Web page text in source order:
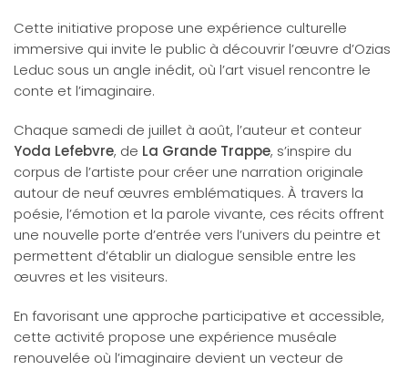
Cette initiative propose une expérience culturelle
immersive qui invite le public à découvrir l’œuvre d’Ozias
Leduc sous un angle inédit, où l’art visuel rencontre le
conte et l’imaginaire.
Chaque samedi de juillet à août, l’auteur et conteur
Yoda Lefebvre, de La Grande Trappe, s’inspire du
corpus de l’artiste pour créer une narration originale
autour de neuf œuvres emblématiques. À travers la
poésie, l’émotion et la parole vivante, ces récits offrent
une nouvelle porte d’entrée vers l’univers du peintre et
permettent d’établir un dialogue sensible entre les
œuvres et les visiteurs.
En favorisant une approche participative et accessible,
cette activité propose une expérience muséale
renouvelée où l’imaginaire devient un vecteur de